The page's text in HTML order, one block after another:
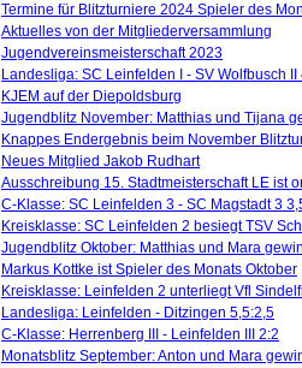
Termine für Blitzturniere 2024 Spieler des
Aktuelles von der Mitgliederversammlung
Jugendvereinsmeisterschaft 2023
Landesliga: SC Leinfelden I - SV Wolfbusch II
KJEM auf der Diepoldsburg
Jugendblitz November: Matthias und Tijana
Knappes Endergebnis beim November
Neues Mitglied Jakob Rudhart
Ausschreibung 15. Stadtmeisterschaft LE ist
C-Klasse: SC Leinfelden 3 - SC Magstadt 3
Kreisklasse: SC Leinfelden 2 besiegt TSV
Jugendblitz Oktober: Matthias und Mara
Markus Kottke ist Spieler des Monats Oktober
Kreisklasse: Leinfelden 2 unterliegt Vfl
Landesliga: Leinfelden - Ditzingen 5,5:2,5
C-Klasse: Herrenberg III - Leinfelden III 2:2
Monatsblitz September: Anton und Mara